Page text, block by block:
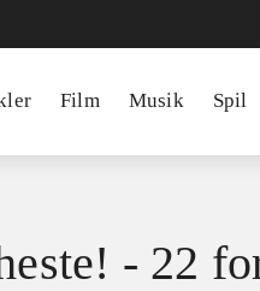
Film Musik Spil
- 22